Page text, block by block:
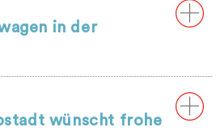
in der
wünscht frohe